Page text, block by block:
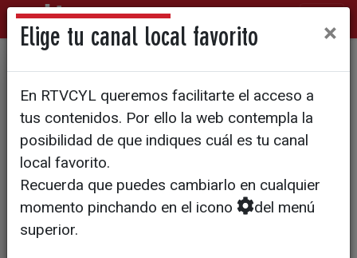
Los afectados por parálisis
cerebral piden ser
considerados colectivo de
riesgo
Elige tu canal local favorito ×
En RTVCYL queremos facilitarte el acceso a
tus contenidos. Por ello la web contempla la
posibilidad de que indiques cuál es tu canal
local favorito.
Recuerda que puedes cambiarlo en cualquier
momento pinchando en el icono
del menú
superior.